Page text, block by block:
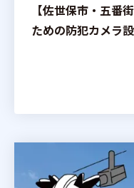
【佐世保市・五番
ための防犯カメラ